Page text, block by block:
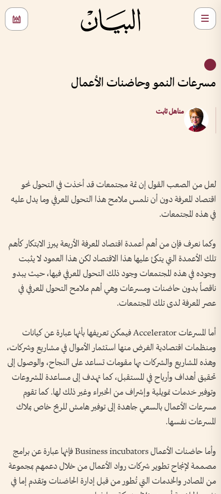
مسرعات النمو وحاضنات الأعمال
مناهل ثابت
لعل من الصعب القول إن ثمة مجتمعات قد أخذت في التحول نحو
اقتصاد المعرفة دون أن نلمس ملامح هذا التحول المعرفي وما يدل عليه
في هذه المجتمعات.
وكما نعرف فإن من أهم أعمدة اقتصاد المعرفة الأربعة يبرز الابتكار كأهم
تلك الأعمدة التي يتكئ عليها هذا الاقتصاد لكن هذا العمود لا يثبت
وجوده في هذه المجتمعات وجود ذلك التحول المعرفي فيها، حيث يبدو
ناقصاً بدون حاضنات ومسرعات وهي أهم ملامح التحول المعرفي في
عصر المعرفة لدى تلك المجتمعات.
أما المسرعات Accelerator فيمكن تعريفها بأنها عبارة عن كيانات
ومنظمات اقتصادية الغرض منها استثمار الأموال في مشاريع وشركات،
وهذه المشاريع والشركات بها مقومات تساعد على النجاح، والوصول إلى
تحقيق أهداف وأرباح في المستقبل، كما تهدف إلى مساعدة المشروعات
وتوفير خدمات تمويلية وإشراف من الخبراء وغير ذلك لها. كما تقوم
مسرعات الأعمال بالسعي جاهدة إلى توفير هامش للربح خاص بملاك
المسرعات نفسها.
وأما حاضنات الأعمال Business incubators فإنها عبارة عن برامج
مصممة لإنجاح تطوير شركات رواد الأعمال من خلال دعمهم بمجموعة
من المصادر والخدمات التي تُطور من قبل إدارة الحاضنات وتقدم إما في